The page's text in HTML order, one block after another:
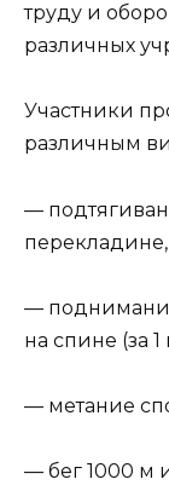
труду и
различных
Участники
различным
—
перекладине,
—
на спине (за
— метание
— бег 1000 м